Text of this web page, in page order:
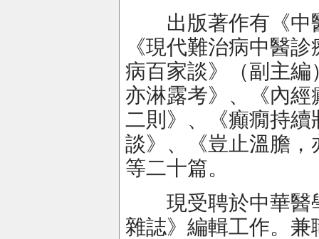
出版著作有《中
《現代難治病中醫
病百家談》（副主
亦淋露考》、《內
二則》、《癲癇持
談》、《豈止溫膽
等二十篇。
現受聘於中華醫
雜誌》編輯工作。